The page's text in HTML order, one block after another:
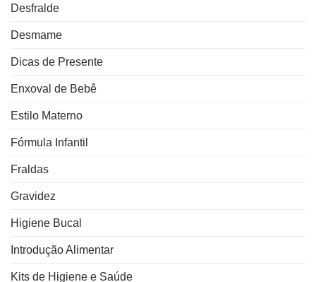
Desfralde
Desmame
Dicas de Presente
Enxoval de Bebê
Estilo Materno
Fórmula Infantil
Fraldas
Gravidez
Higiene Bucal
Introdução Alimentar
Kits de Higiene e Saúde